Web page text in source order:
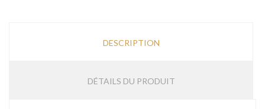
DESCRIPTION
DÉTAILS DU PRODUIT